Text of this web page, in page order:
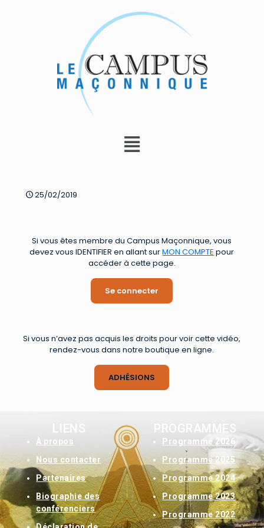
25/02/2019
Si vous êtes membre du Campus Maçonnique, vous
devez vous IDENTIFIER en allant surMON COMPTE pour
accéder à cette page.
Se connecter
Si vous n’avez pas acquis les droits pour voir cette vidéo,
rendez-vous dans notre boutique en ligne.
ADHÉSIONS
LIENS
À propos
Nous contacter
Partenaires
Biographie des
conférenciers
PROGRAMMES
Programme 2026
Programme 2025
Programme 2024
Programme 2023
Programme 2022